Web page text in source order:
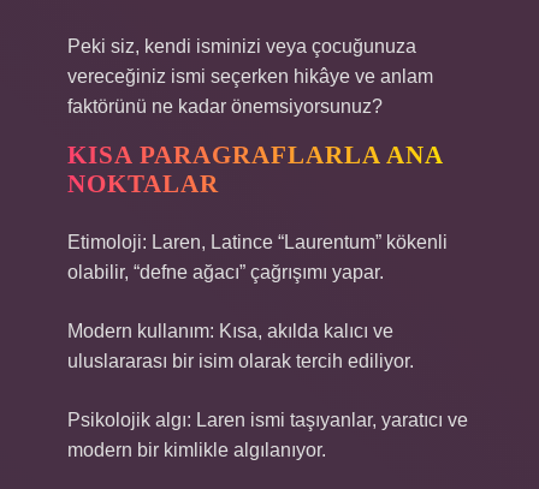
Peki siz, kendi isminizi veya çocuğunuza
vereceğiniz ismi seçerken hikâye ve anlam
faktörünü ne kadar önemsiyorsunuz?
KISA PARAGRAFLARLA ANA
NOKTALAR
Etimoloji: Laren, Latince “Laurentum” kökenli
olabilir, “defne ağacı” çağrışımı yapar.
Modern kullanım: Kısa, akılda kalıcı ve
uluslararası bir isim olarak tercih ediliyor.
Psikolojik algı: Laren ismi taşıyanlar, yaratıcı ve
modern bir kimlikle algılanıyor.